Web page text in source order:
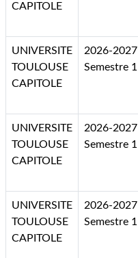
CAPITOLE
UNIVERSITE
TOULOUSE
CAPITOLE
2026-2027
Semestre 1
UNIVERSITE
TOULOUSE
CAPITOLE
2026-2027
Semestre 1
UNIVERSITE
TOULOUSE
CAPITOLE
2026-2027
Semestre 1